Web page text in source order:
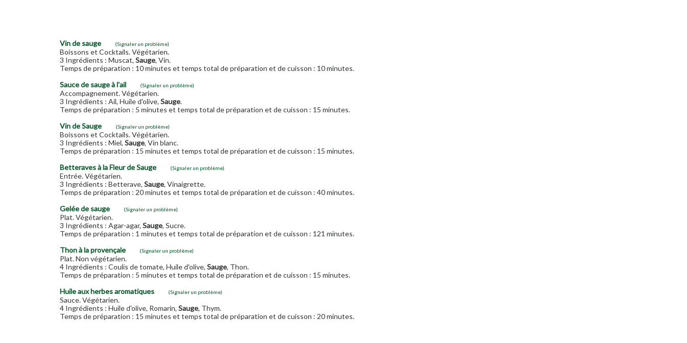
Vin de sauge (Signaler un problème)
Boissons et Cocktails. Végétarien.
3 Ingrédients : Muscat, Sauge, Vin.
Temps de préparation : 10 minutes et temps total de préparation et de cuisson : 10 minutes.
Sauce de sauge à l'ail
(Signaler un problème)
Accompagnement. Végétarien.
3 Ingrédients : Ail, Huile d'olive, Sauge.
Temps de préparation : 5 minutes et temps total de préparation et de cuisson : 15 minutes.
Vin de Sauge
(Signaler un problème)
Boissons et Cocktails. Végétarien.
3 Ingrédients : Miel, Sauge, Vin blanc.
Temps de préparation : 15 minutes et temps total de préparation et de cuisson : 15 minutes.
Betteraves à la Fleur de Sauge
(Signaler un problème)
Entrée. Végétarien.
3 Ingrédients : Betterave, Sauge, Vinaigrette.
Temps de préparation : 20 minutes et temps total de préparation et de cuisson : 40 minutes.
Gelée de sauge
(Signaler un problème)
Plat. Végétarien.
3 Ingrédients : Agar-agar, Sauge, Sucre.
Temps de préparation : 1 minutes et temps total de préparation et de cuisson : 121 minutes.
Thon à la provençale
(Signaler un problème)
Plat. Non végétarien.
4 Ingrédients : Coulis de tomate, Huile d'olive, Sauge, Thon.
Temps de préparation : 5 minutes et temps total de préparation et de cuisson : 15 minutes.
Huile aux herbes aromatiques
(Signaler un problème)
Sauce. Végétarien.
4 Ingrédients : Huile d'olive, Romarin, Sauge, Thym.
Temps de préparation : 15 minutes et temps total de préparation et de cuisson : 20 minutes.